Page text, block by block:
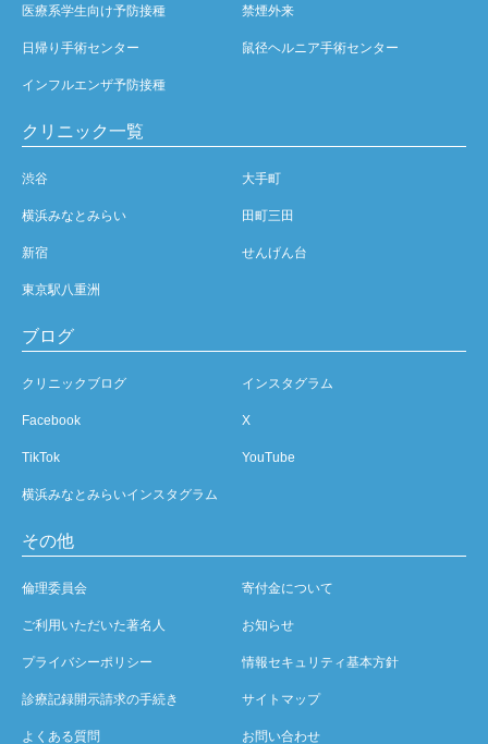
医療系学生向け予防接種 禁煙外来
日帰り手術センター 鼠径ヘルニア手術センター
インフルエンザ予防接種
クリニック一覧
渋谷 大手町
横浜みなとみらい 田町三田
新宿 せんげん台
東京駅八重洲
ブログ
クリニックブログ インスタグラム
Facebook X
TikTok YouTube
横浜みなとみらいインスタグラム
その他
倫理委員会 寄付金について
ご利用いただいた著名人 お知らせ
プライバシーポリシー 情報セキュリティ基本方針
診療記録開示請求の手続き サイトマップ
よくある質問 お問い合わせ